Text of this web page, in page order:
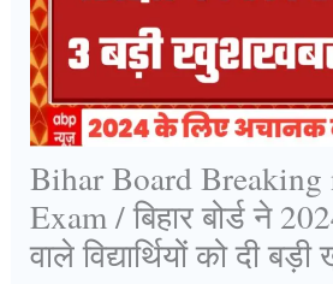
Bihar Board Breaking
Exam / बिहार बोर्ड ने
वाले विद्यार्थियों को दी